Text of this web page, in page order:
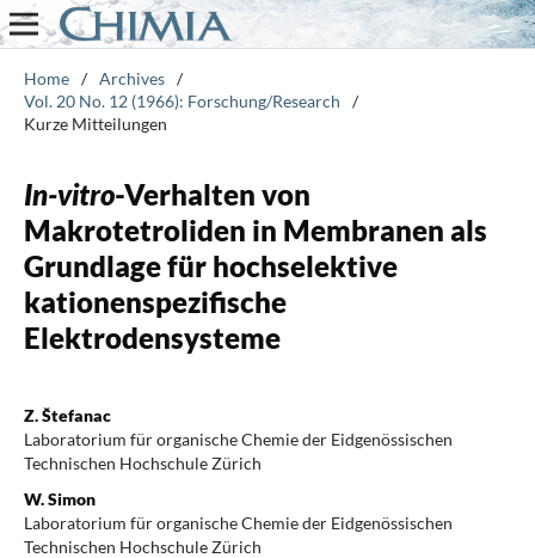
Home / Archives /
Vol. 20 No. 12 (1966): Forschung/Research
/
Kurze Mitteilungen
In-vitro-Verhalten von
Makrotetroliden in Membranen als
Grundlage für hochselektive
kationenspezifische
Elektrodensysteme
Z. Štefanac
Laboratorium für organische Chemie der Eidgenössischen
Technischen Hochschule Zürich
W. Simon
Laboratorium für organische Chemie der Eidgenössischen
Technischen Hochschule Zürich